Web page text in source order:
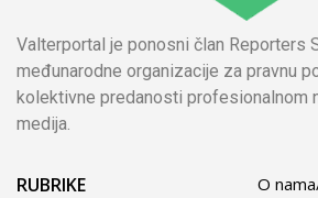
Valterportal je ponosni član Reporters
međunarodne organizacije za pravnu
kolektivne predanosti profesionalnom
medija.
RUBRIKE O